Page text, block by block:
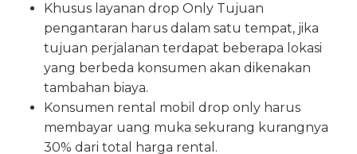
Khusus layanan drop Only Tujuan
pengantaran harus dalam satu tempat, jika
tujuan perjalanan terdapat beberapa lokasi
yang berbeda konsumen akan dikenakan
tambahan biaya.
Konsumen rental mobil drop only harus
membayar uang muka sekurang kurangnya
30% dari total harga rental.